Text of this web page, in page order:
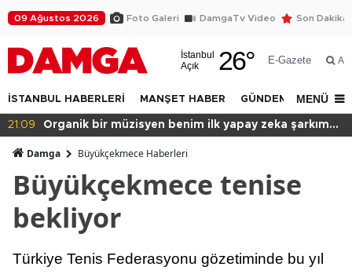
09 Ağustos 2026 Foto Galeri DamgaTv Video Son Dakika
İstanbul
Açık
26° E-Gazete Ara
İSTANBUL HABERLERİ MANŞET HABER GÜNDEM DÜNYA
MENÜ
şarkım 20:49 Başkan var binası yok!
Damga Büyükçekmece Haberleri
Büyükçekmece tenise
bekliyor
Türkiye Tenis Federasyonu gözetiminde bu yıl